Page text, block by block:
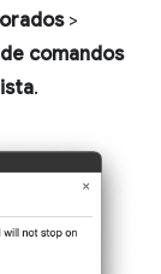
>
comandos
.